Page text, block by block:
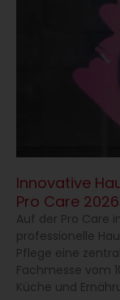
Innovative
Pro Care 2026
Auf der Pro Care
professionelle
Pflege eine
Fachmesse vom
Küche und